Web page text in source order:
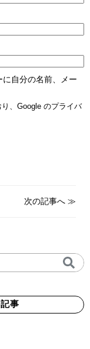
自分の名前、メー
、Google のプライバ
次の記事へ≫
事